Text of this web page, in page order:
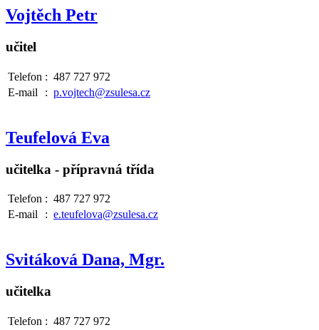
Vojtěch Petr
učitel
Telefon : 487 727 972
E-mail
: p.vojtech@zsulesa.cz
Teufelová Eva
učitelka - přípravná třída
Telefon : 487 727 972
E-mail
: e.teufelova@zsulesa.cz
Svitáková Dana, Mgr.
učitelka
Telefon : 487 727 972